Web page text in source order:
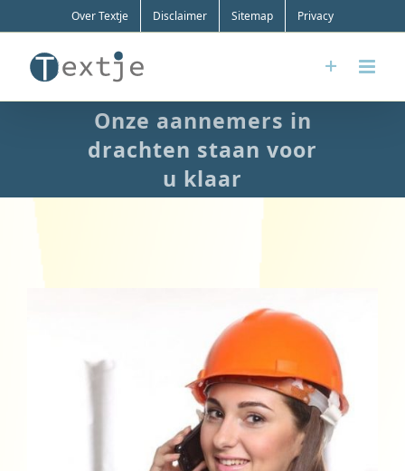
Over Textje Disclaimer Sitemap Privacy
Onze aannemers in
drachten staan voor
u klaar